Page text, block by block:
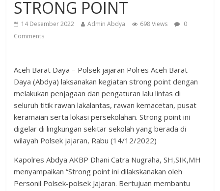
STRONG POINT
14 Desember 2022 Admin Abdya 698 Views
0
Comments
Aceh Barat Daya – Polsek jajaran Polres Aceh Barat
Daya (Abdya) laksanakan kegiatan strong point dengan
melakukan penjagaan dan pengaturan lalu lintas di
seluruh titik rawan lakalantas, rawan kemacetan, pusat
keramaian serta lokasi persekolahan. Strong point ini
digelar di lingkungan sekitar sekolah yang berada di
wilayah Polsek jajaran, Rabu (14/12/2022)
Kapolres Abdya AKBP Dhani Catra Nugraha, SH,SIK,MH
menyampaikan “Strong point ini dilakskanakan oleh
Personil Polsek-polsek Jajaran. Bertujuan membantu